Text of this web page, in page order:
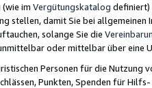
im Vergütungskatalog definiert)
stellen, damit Sie bei
solange Sie die
oder mittelbar über eine
Personen für die Nutzung
Punkten, Spenden für